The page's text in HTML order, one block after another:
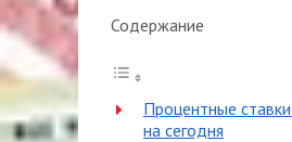
Содержание
Процентные
на сегодня